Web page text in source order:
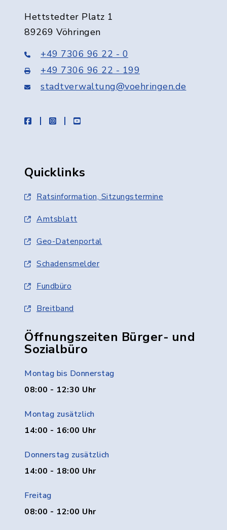
Hettstedter Platz 1
89269 Vöhringen
+49 7306 96 22 - 0
+49 7306 96 22 - 199
stadtverwaltung@voehringen.de
facebookinstagramyoutube
Quicklinks
Ratsinformation, Sitzungstermine
Amtsblatt
Geo-Datenportal
Schadensmelder
Fundbüro
Breitband
Öffnungszeiten Bürger- und
Sozialbüro
Montag bis Donnerstag
08:00 - 12:30 Uhr
Montag zusätzlich
14:00 - 16:00 Uhr
Donnerstag zusätzlich
14:00 - 18:00 Uhr
Freitag
08:00 - 12:00 Uhr